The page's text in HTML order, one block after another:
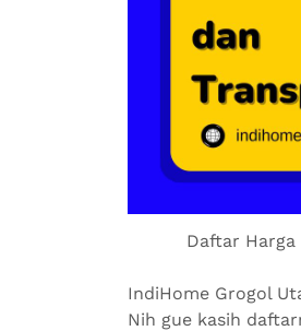
Daftar Harga
IndiHome Grogol
Nih gue kasih